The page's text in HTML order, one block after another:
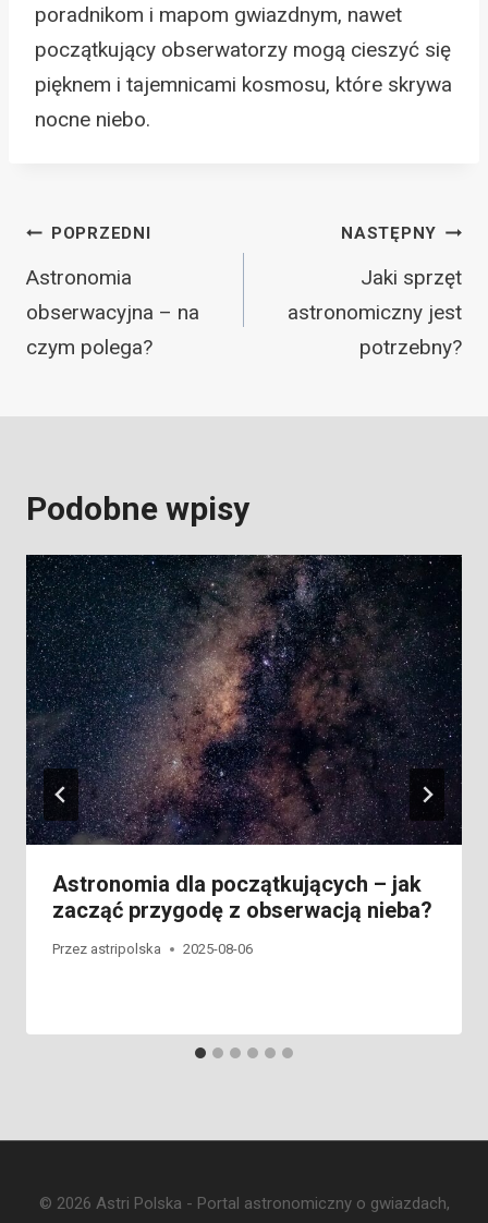
poradnikom i mapom gwiazdnym, nawet
początkujący obserwatorzy mogą cieszyć się
pięknem i tajemnicami kosmosu, które skrywa
nocne niebo.
Nawigacja
wpisu
POPRZEDNI
Astronomia
obserwacyjna – na
czym polega?
NASTĘPNY
Jaki sprzęt
astronomiczny jest
potrzebny?
Podobne wpisy
Astronomia dla początkujących – jak
zacząć przygodę z obserwacją nieba?
Przez astripolska 2025-08-06
© 2026 Astri Polska - Portal astronomiczny o gwiazdach,